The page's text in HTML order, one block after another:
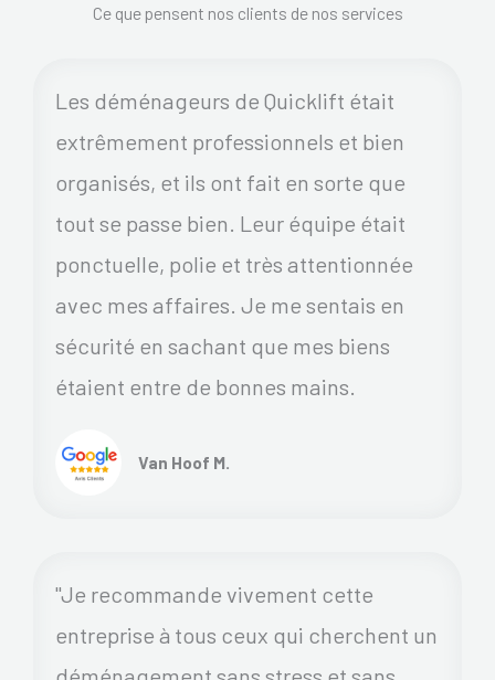
Ce que pensent nos clients de nos services
Les déménageurs de Quicklift était
extrêmement professionnels et bien
organisés, et ils ont fait en sorte que
tout se passe bien. Leur équipe était
ponctuelle, polie et très attentionnée
avec mes affaires. Je me sentais en
sécurité en sachant que mes biens
étaient entre de bonnes mains.
Van Hoof M.
"Je recommande vivement cette
entreprise à tous ceux qui cherchent un